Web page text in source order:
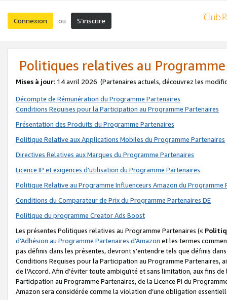
Connexion ou S’inscrire
Politiques relatives au
Mises à jour: 14 avril 2026 (Partenaires actuels, découvrez les
Décompte de Rémunération du Programme Partenaires
Conditions Requises pour la Participation au Programme Partenaires
Présentation des Produits du Programme Partenaires
Politique Relative aux Applications Mobiles du Programme Partenaires
Directives Relatives aux Marques du Programme Partenaires
Licence IP et exigences d'utilisation du Programme Partenaires
Politique Relative au Programme Influenceurs Amazon du Programme
Conditions du Comparateur de Prix du Programme Partenaires DE
Politique du programme Creator Ads Boost
Les présentes Politiques relatives au Programme Partenaires («
d’Adhésion au Programme Partenaires d'Amazon et les termes
pas définis dans les présentes, devront s'entendre tels que définis
Conditions Requises pour la Participation au Programme Partenaires,
de l'Accord. Afin d’éviter toute ambiguïté et sans limitation, aux fins
Participation au Programme Partenaires, de la Licence PI du
Amazon sera considérée comme la violation d’une obligation